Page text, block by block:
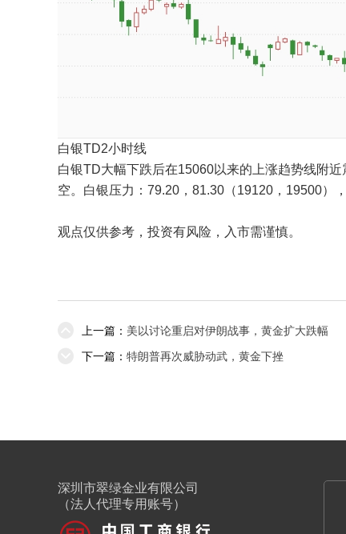
白银TD2小时线
白银TD大幅下跌后在15060以来的上涨趋势线附
空。白银压力：79.20，81.30（19120，19500）
观点仅供参考，投资有风险，入市需谨慎。
上一篇： 美以讨论重启对伊朗战事，黄金扩大跌幅
下一篇： 特朗普再次威胁动武，黄金下挫
深圳市翠绿金业有限公司
（法人代理专用账号）